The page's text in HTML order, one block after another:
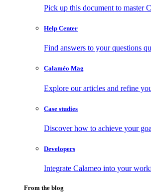
Pick up this document to master
Help Center
Find answers to your questions
Calaméo Mag
Explore our articles and refine
Case studies
Discover how to achieve your
Developers
Integrate Calameo into your
From the blog